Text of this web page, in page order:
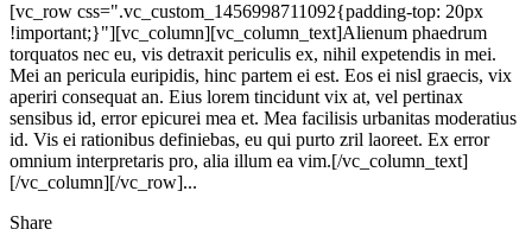
[vc_row css=".vc_custom_1456998711092{padding-top: 20px
!important;}"][vc_column][vc_column_text]Alienum phaedrum
torquatos nec eu, vis detraxit periculis ex, nihil expetendis in mei.
Mei an pericula euripidis, hinc partem ei est. Eos ei nisl graecis, vix
aperiri consequat an. Eius lorem tincidunt vix at, vel pertinax
sensibus id, error epicurei mea et. Mea facilisis urbanitas moderatius
id. Vis ei rationibus definiebas, eu qui purto zril laoreet. Ex error
omnium interpretaris pro, alia illum ea vim.[/vc_column_text]
[/vc_column][/vc_row]...
Share